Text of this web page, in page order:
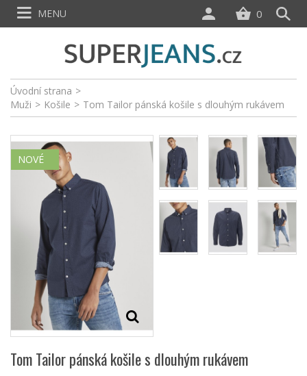
Úvodní strana >
Muži > Košile > Tom Tailor pánská košile s dlouhým rukávem
NOVÉ
Tom Tailor pánská košile s dlouhým rukávem
0
MENU